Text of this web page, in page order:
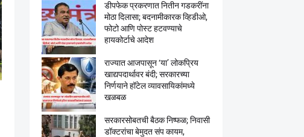
डीपफेक प्रकरणात नितीन गडकरींना
मोठा दिलासा; बदनामीकारक व्हिडीओ,
फोटो आणि पोस्ट हटवण्याचे
हायकोर्टाचे आदेश
राज्यात आजपासून ‘या’ लोकप्रिय
खाद्यपदार्थावर बंदी; सरकारच्या
निर्णयाने हॉटेल व्यावसायिकांमध्ये
खळबळ
सरकारसोबतची बैठक निष्फळ; निवासी
डॉक्टरांचा बेमुदत संप कायम,